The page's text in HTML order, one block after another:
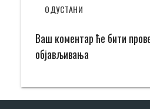
ОДУСТАНИ
Ваш коментар ће бити
објављивања